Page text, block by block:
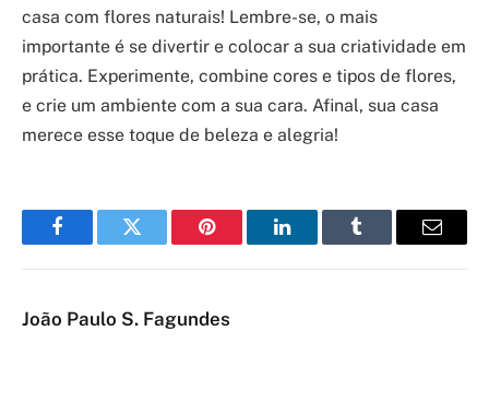
casa com flores naturais! Lembre-se, o mais
importante é se divertir e colocar a sua criatividade em
prática. Experimente, combine cores e tipos de flores,
e crie um ambiente com a sua cara. Afinal, sua casa
merece esse toque de beleza e alegria!
FacebookTwitter Pinterest LinkedInTumblr Email
João Paulo S. Fagundes